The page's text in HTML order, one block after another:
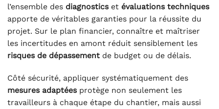
l’ensemble des diagnosticset évaluations techniques
apporte de véritables garanties pour la réussite du
projet. Sur le plan financier, connaître et maîtriser
les incertitudes en amont réduit sensiblement les
risques de dépassement de budget ou de délais.
Côté sécurité, appliquer systématiquement des
mesures adaptéesprotège non seulement les
travailleurs à chaque étape du chantier, mais aussi